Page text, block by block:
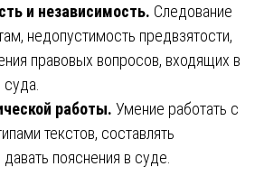
и независимость. Следование
недопустимость предвзятости,
правовых вопросов, входящих в
работы. Умение работать с
текстов, составлять
пояснения в суде.